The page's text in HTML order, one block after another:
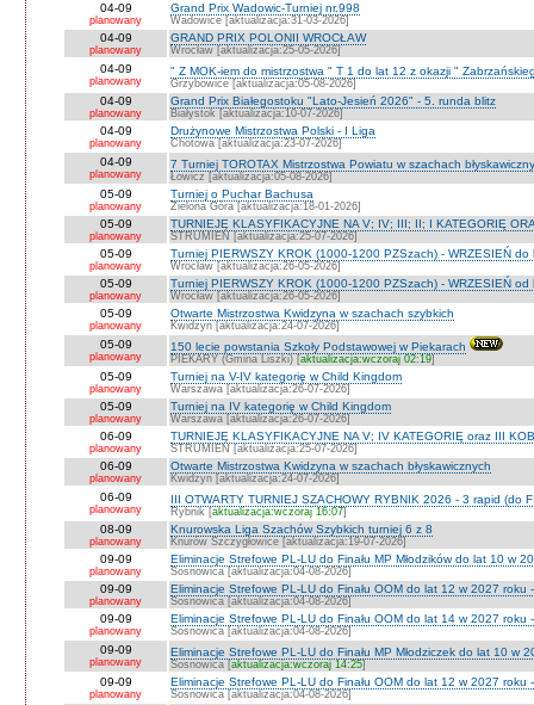
04-09
planowany
Grand Prix Wadowic-Turniej nr.998
Wadowice [aktualizacja:31-03-2026]
04-09
planowany
GRAND PRIX POLONII WROCŁAW
Wrocław [aktualizacja:25-05-2026]
04-09
planowany
" Z MOK-iem do mistrzostwa " T 1 do lat 12 z okazji "
Grzybowice [aktualizacja:05-08-2026]
04-09
planowany
Grand Prix Białegostoku "Lato-Jesień 2026" - 5. runda blitz
Białystok [aktualizacja:10-07-2026]
04-09
planowany
Drużynowe Mistrzostwa Polski - I Liga
Chotowa [aktualizacja:23-07-2026]
04-09
planowany
7 Turniej TOROTAX Mistrzostwa Powiatu w szachach
Łowicz [aktualizacja:05-08-2026]
05-09
planowany
Turniej o Puchar Bachusa
Zielona Góra [aktualizacja:18-01-2026]
05-09
planowany
TURNIEJE KLASYFIKACYJNE NA V; IV; III; II; I KATEGORIĘ
STRUMIEŃ [aktualizacja:25-07-2026]
05-09
planowany
Turniej PIERWSZY KROK (1000-1200 PZSzach) - WRZESIEŃ do
Wrocław [aktualizacja:26-05-2026]
05-09
planowany
Turniej PIERWSZY KROK (1000-1200 PZSzach) - WRZESIEŃ od
Wrocław [aktualizacja:26-05-2026]
05-09
planowany
Otwarte Mistrzostwa Kwidzyna w szachach szybkich
Kwidzyn [aktualizacja:24-07-2026]
05-09
planowany
150 lecie powstania Szkoły Podstawowej w Piekarach
PIEKARY (Gmina Liszki) [aktualizacja:wczoraj 02:19]
05-09
planowany
Turniej na V-IV kategorię w Child Kingdom
Warszawa [aktualizacja:26-07-2026]
05-09
planowany
Turniej na IV kategorię w Child Kingdom
Warszawa [aktualizacja:26-07-2026]
06-09
planowany
TURNIEJE KLASYFIKACYJNE NA V; IV KATEGORIĘ oraz III
STRUMIEŃ [aktualizacja:25-07-2026]
06-09
planowany
Otwarte Mistrzostwa Kwidzyna w szachach błyskawicznych
Kwidzyn [aktualizacja:24-07-2026]
06-09
planowany
III OTWARTY TURNIEJ SZACHOWY RYBNIK 2026 - 3 rapid (do
Rybnik [aktualizacja:wczoraj 16:07]
08-09
planowany
Knurowska Liga Szachów Szybkich turniej 6 z 8
Knurów Szczygłowice [aktualizacja:19-07-2026]
09-09
planowany
Eliminacje Strefowe PL-LU do Finału MP Młodzików do lat 10 w
Sosnowica [aktualizacja:04-08-2026]
09-09
planowany
Eliminacje Strefowe PL-LU do Finału OOM do lat 12 w 2027 roku
Sosnowica [aktualizacja:04-08-2026]
09-09
planowany
Eliminacje Strefowe PL-LU do Finału OOM do lat 14 w 2027 roku
Sosnowica [aktualizacja:04-08-2026]
09-09
planowany
Eliminacje Strefowe PL-LU do Finału MP Młodziczek do lat 10 w
Sosnowica [aktualizacja:wczoraj 14:25]
09-09
planowany
Eliminacje Strefowe PL-LU do Finału OOM do lat 12 w 2027 roku
Sosnowica [aktualizacja:04-08-2026]